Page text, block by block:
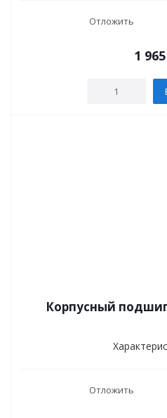
Отложить
1 965
Корпусный
Отложить